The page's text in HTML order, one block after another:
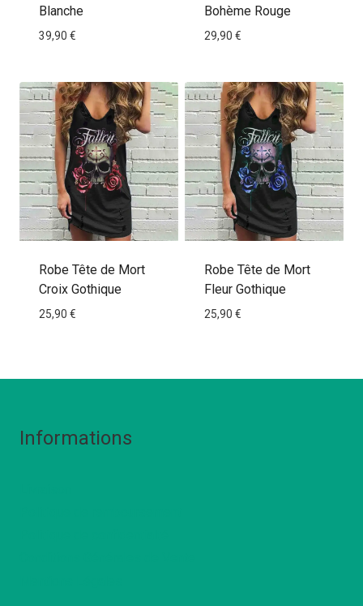
Blanche
39,90 €
Bohème Rouge
29,90 €
Robe Tête de Mort
Croix Gothique
25,90 €
Robe Tête de Mort
Fleur Gothique
25,90 €
Informations